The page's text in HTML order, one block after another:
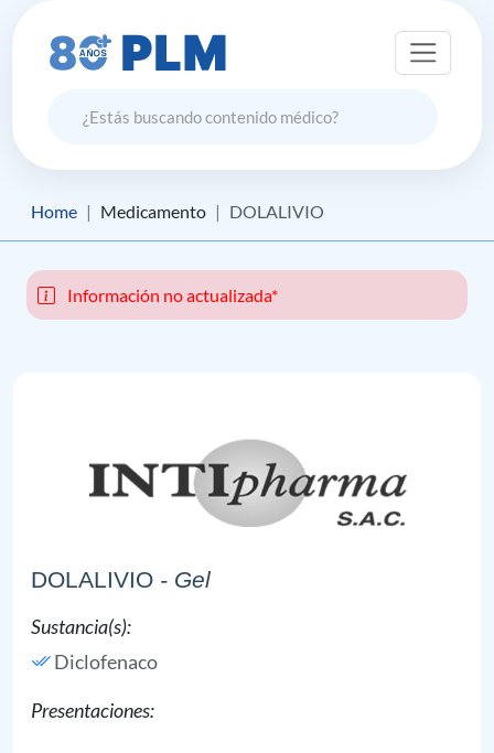
Home Medicamento DOLALIVIO
Información no actualizada*
DOLALIVIO - Gel
Sustancia(s):
Diclofenaco
Presentaciones: